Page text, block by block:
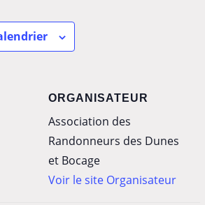
ORGANISATEUR
Association des
Randonneurs des Dunes
et Bocage
Voir le site Organisateur